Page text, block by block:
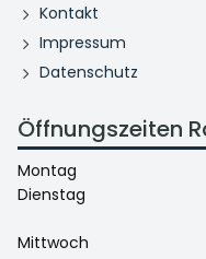
Kontakt
Impressum
Datenschutz
Öffnungszeiten
Montag
Dienstag
Mittwoch